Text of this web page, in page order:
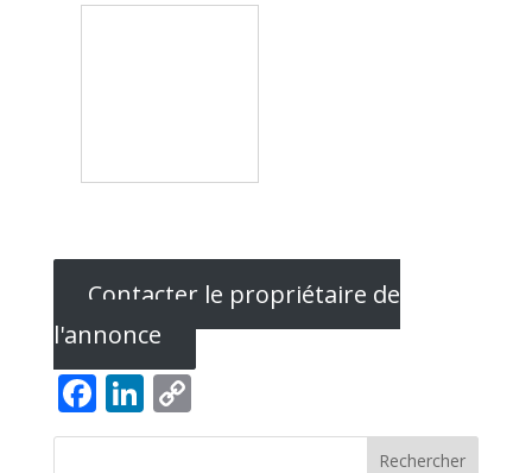
Contacter le propriétaire de
l'annonce
Facebook
LinkedIn
Copy
Link
Rechercher